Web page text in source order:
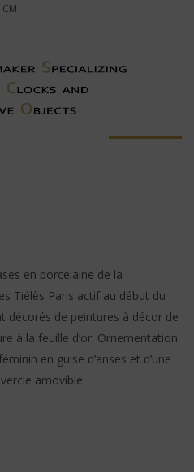
en porcelaine de la
Tiélès Paris actif au début du
décorés de peintures à décor de
à la feuille d’or. Ornementation
en guise d’anses et d’une
amovible.